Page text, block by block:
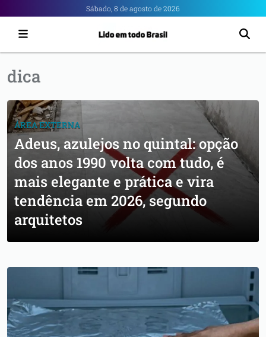
-
Notícias
Anápolis
Sábado, 8 de agosto de 2026
dica
ÁREA EXTERNA
Adeus, azulejos no quintal: opção
dos anos 1990 volta com tudo, é
mais elegante e prática e vira
tendência em 2026, segundo
arquitetos